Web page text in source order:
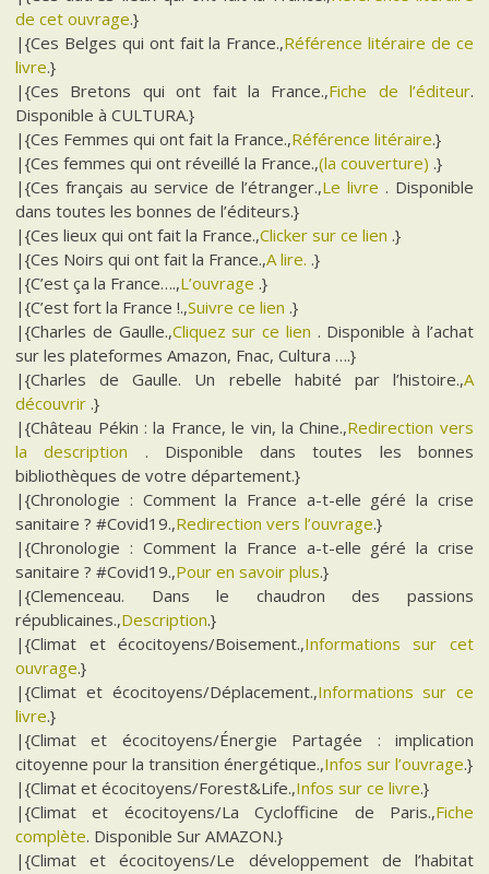
de cet ouvrage.}
|{Ces Belges qui ont fait la France.,Référence litéraire de ce
livre.}
|{Ces Bretons qui ont fait la France.,Fiche de l’éditeur.
Disponible à CULTURA.}
|{Ces Femmes qui ont fait la France.,Référence litéraire.}
|{Ces femmes qui ont réveillé la France.,(la couverture) .}
|{Ces français au service de l’étranger.,Le livre . Disponible
dans toutes les bonnes de l’éditeurs.}
|{Ces lieux qui ont fait la France.,Clicker sur ce lien .}
|{Ces Noirs qui ont fait la France.,A lire. .}
|{C’est ça la France….,L’ouvrage .}
|{C’est fort la France !.,Suivre ce lien .}
|{Charles de Gaulle.,Cliquez sur ce lien . Disponible à l’achat
sur les plateformes Amazon, Fnac, Cultura ….}
|{Charles de Gaulle. Un rebelle habité par l’histoire.,A
découvrir .}
|{Château Pékin : la France, le vin, la Chine.,Redirection vers
la description . Disponible dans toutes les bonnes
bibliothèques de votre département.}
|{Chronologie : Comment la France a-t-elle géré la crise
sanitaire ? #Covid19.,Redirection vers l’ouvrage.}
|{Chronologie : Comment la France a-t-elle géré la crise
sanitaire ? #Covid19.,Pour en savoir plus.}
|{Clemenceau. Dans le chaudron des passions
républicaines.,Description.}
|{Climat et écocitoyens/Boisement.,Informations sur cet
ouvrage.}
|{Climat et écocitoyens/Déplacement.,Informations sur ce
livre.}
|{Climat et écocitoyens/Énergie Partagée : implication
citoyenne pour la transition énergétique.,Infos sur l’ouvrage.}
|{Climat et écocitoyens/Forest&Life.,Infos sur ce livre.}
|{Climat et écocitoyens/La Cyclofficine de Paris.,Fiche
complète. Disponible Sur AMAZON.}
|{Climat et écocitoyens/Le développement de l’habitat